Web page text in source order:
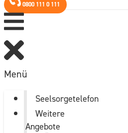
0800 111 0 111
Menü
Seelsorgetelefon
Weitere
Angebote